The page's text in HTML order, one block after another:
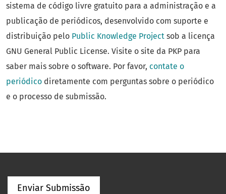
sistema de código livre gratuito para a administração e a
publicação de periódicos, desenvolvido com suporte e
distribuição pelo Public Knowledge Project sob a licença
GNU General Public License. Visite o site da PKP para
saber mais sobre o software. Por favor, contate o
periódico diretamente com perguntas sobre o periódico
e o processo de submissão.
Enviar Submissão